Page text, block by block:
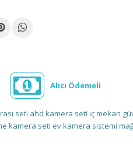
Alıcı Ödemeli
seti ahd kamera seti iç mekan
kamera seti ev kamera sistemi